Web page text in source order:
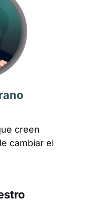
creen
cambiar el